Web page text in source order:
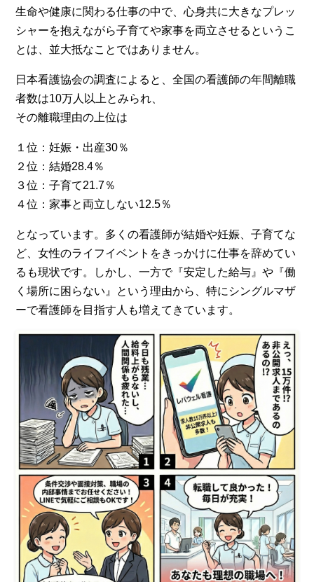
生命や健康に関わる仕事の中で、心身共に大きなプレッ
シャーを抱えながら子育てや家事を両立させるというこ
とは、並大抵なことではありません。
日本看護協会の調査によると、全国の看護師の年間離職
者数は10万人以上とみられ、
その離職理由の上位は
１位：妊娠・出産30％
２位：結婚28.4％
３位：子育て21.7％
４位：家事と両立しない12.5％
となっています。多くの看護師が結婚や妊娠、子育てな
ど、女性のライフイベントをきっかけに仕事を辞めてい
るも現状です。しかし、一方で『安定した給与』や『働
く場所に困らない』という理由から、特にシングルマザ
ーで看護師を目指す人も増えてきています。